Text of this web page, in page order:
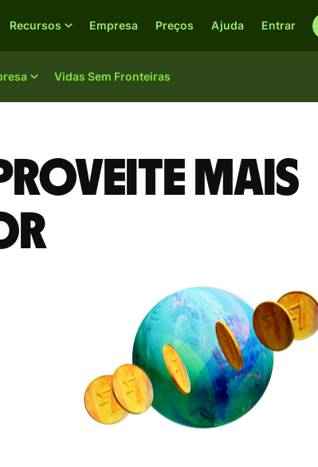
Vidas Sem Fronteiras
Recursos Empresa Preços Ajuda Entrar
mais